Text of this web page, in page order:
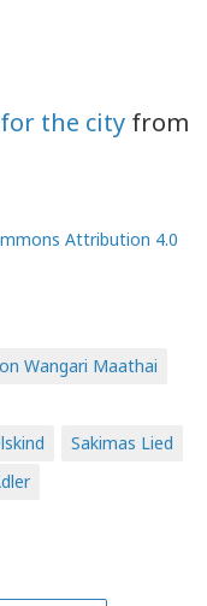
the city from
Attribution 4.0
Wangari Maathai
Sakimas Lied